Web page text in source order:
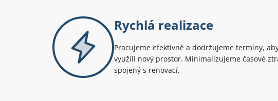
Rychlá realizace
Pracujeme efektivně a dodržujeme termíny,
využili nový prostor. Minimalizujeme časové
spojený s renovací.